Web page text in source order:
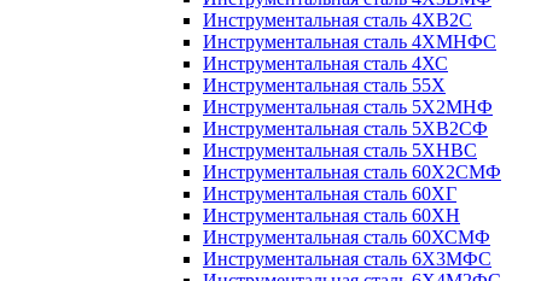
Инструментальная сталь 4ХВ2С
Инструментальная сталь 4ХМНФС
Инструментальная сталь 4ХС
Инструментальная сталь 55Х
Инструментальная сталь 5Х2МНФ
Инструментальная сталь 5ХВ2СФ
Инструментальная сталь 5ХНВС
Инструментальная сталь 60Х2СМФ
Инструментальная сталь 60ХГ
Инструментальная сталь 60ХН
Инструментальная сталь 60ХСМФ
Инструментальная сталь 6Х3МФС